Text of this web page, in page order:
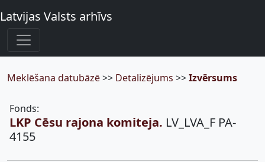
Latvijas Valsts arhīvs
Meklēšana datubāzē>> Detalizējums >>Izvērsums
Fonds:
LKP Cēsu rajona komiteja. LV_LVA_F PA-
4155